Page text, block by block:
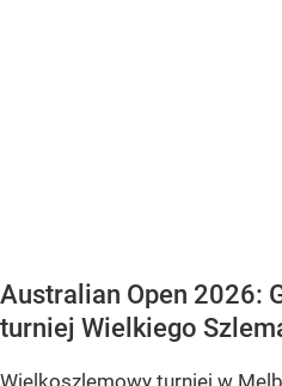
Australian Open 2026:
turniej Wielkiego
Wielkoszlemowy turniej w